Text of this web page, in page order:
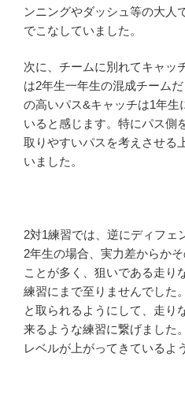
ンニングやダッシュ等の大人
でこなしていました。
次に、チームに別れてキャッ
は2年生一年生の混成チーム
の高いパス&キャッチは1年生
いると感じます。特にパス側
取りやすいパスを考えさせる
いました。
2対1練習では、逆にディフェ
2年生の場合、実力差からか
ことが多く、狙いである走り
練習にまで至りませんでした
と取られるようにして、走り
来るような練習に繋げました
レベルが上がってきているよ